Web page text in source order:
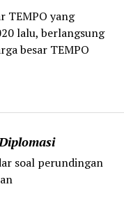
soal perundingan
TEMPO yang
lalu, berlangsung
besar TEMPO